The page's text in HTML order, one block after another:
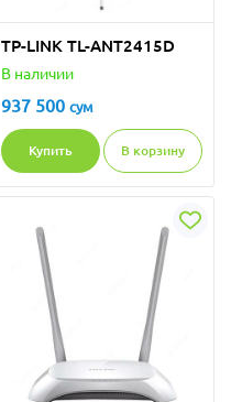
TP-LINK TL-ANT2415D
В наличии
937 500 сум
Купить В корзину